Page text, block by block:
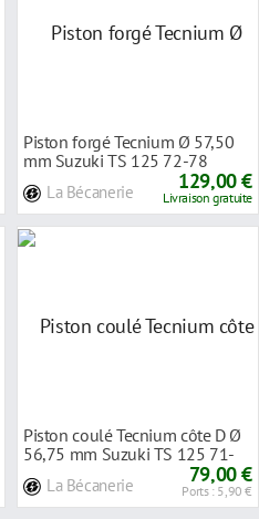
Piston forgé Tecnium Ø 57,50
mm Suzuki TS 125 72-78
La Bécanerie 129,00 €
Livraison gratuite
Piston coulé Tecnium côte D Ø
56,75 mm Suzuki TS 125 71-
La Bécanerie 79,00 €
Ports : 5,90 €